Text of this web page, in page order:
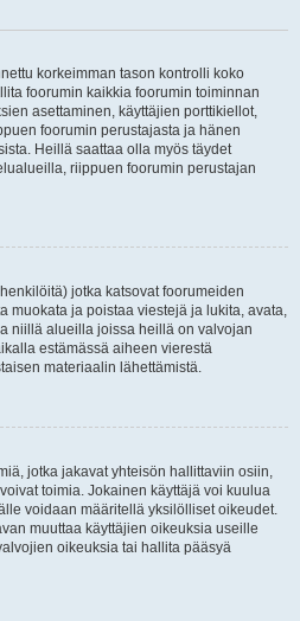
korkeimman tason kontrolli koko
foorumin kaikkia foorumin toiminnan
asettaminen, käyttäjien porttikiellot,
foorumin perustajasta ja hänen
Heillä saattaa olla myös täydet
riippuen foorumin perustajan
jotka katsovat foorumeiden
muokata ja poistaa viestejä ja lukita, avata,
niillä alueilla joissa heillä on valvojan
estämässä aiheen vierestä
materiaalin lähettämistä.
jotka jakavat yhteisön hallittaviin osiin,
toimia. Jokainen käyttäjä voi kuulua
voidaan määritellä yksilölliset oikeudet.
muuttaa käyttäjien oikeuksia useille
oikeuksia tai hallita pääsyä